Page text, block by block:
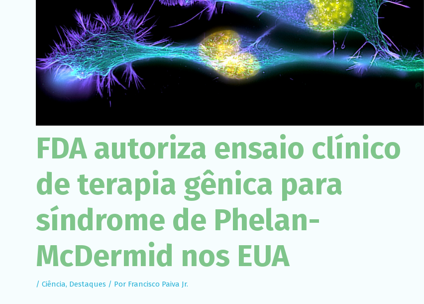
FDA autoriza ensaio clínico
de terapia gênica para
síndrome de Phelan-
McDermid nos EUA
/ Ciência, Destaques / Por Francisco Paiva Jr.
Necessário
Esses cookies
não são
opcionais. São
necessários
para o
funcionamento
do site.
melhorar a
funcionalidade
e a estrutura